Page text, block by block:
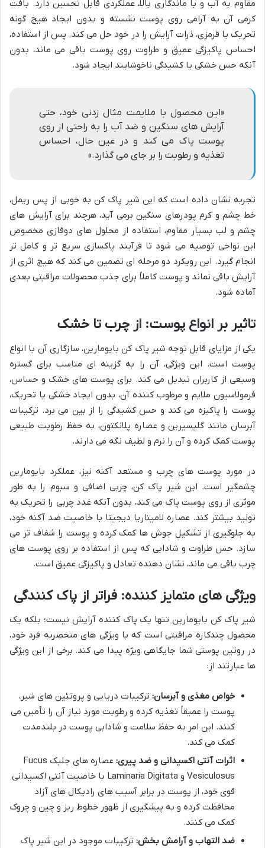
مقاوم به آب و با ماندگاری بالا، عملکردی قابل تحسین دارد. بافت
کرمی آن به آرامی روی پوست نشسته و بدون ایجاد هیچ گونه
تحریک یا قرمزی، ذرات آرایش را در خود حل می کند. پس از استفاده،
احساس پاکیزگی عمیق و طراوت روی پوست باقی می ماند، بدون
آنکه حس خشکی یا کشیدگی ناخوشایند ایجاد شود.
«این محصول با ملایمت مثال زدنی خود، حتی
آرایش های سنگین و ضد آب را به راحتی از روی
پوست پاک می کند و در عین حال، احساس
تغذیه و رطوبت را بر جای می گذارد.»
تجربه نشان داده است که این شیر پاک کن به خوبی از پس ریمل،
خط چشم و کرم پودرهای سنگین برمی آید، هرچند برای آرایش های
چشم و لب بسیار مقاوم، استفاده از محلول های دوفازی مخصوص
این نواحی توصیه می شود تا فرآیند پاکسازی سریع تر و کامل تر
انجام گیرد. این رویکرد دو مرحله ای تضمین می کند که هیچ اثری از
آرایش باقی نماند و پوست کاملاً برای جذب محصولات مراقبتی بعدی
آماده شود.
تاثیر بر انواع پوست: از چرب تا خشک
یکی از مزایای قابل توجه شیر پاک کن بایومارین، سازگاری آن با انواع
پوست است. این ویژگی، آن را به گزینه ای مناسب برای گستره
وسیعی از کاربران تبدیل می کند. برای پوست های خشک و حساس،
فرمولاسیون ملایم و مرطوب کننده آن، بدون ایجاد خشکی یا تحریک،
پوست را پاکیزه می کند و حس کشیدگی را از بین می برد. ترکیبات
آبرسان مانند گلیسیرین و عصاره پلانکتون، به حفظ رطوبت طبیعی
پوست کمک کرده و آن را نرم و لطیف نگه می دارند.
در مورد پوست های چرب و مستعد آکنه نیز، عملکرد بایومارین
چشمگیر است. این شیر پاک کن، چربی اضافی و سبوم را به طور
موثری از روی پوست پاک می کند، بدون آنکه غدد چربی را تحریک به
تولید بیشتر کند. عصاره لامیناریا دیجیتا با خاصیت ضد آکنه خود،
به جلوگیری از تشکیل جوش ها کمک کرده و پوست را شفاف تر می
سازد. حس طراوت و شادابی که پس از استفاده بر روی پوست های
چرب باقی می ماند، نشان دهنده تعادل و پاکیزگی عمیق است.
ویژگی های متمایز کننده: فراتر از پاک کنندگی
شیر پاک کن بایومارین تنها یک پاک کننده آرایش نیست؛ بلکه یک
محصول چندکاره مراقبتی است که با ویژگی های منحصربه فرد خود،
در روتین پوستی شما جایگاهی ویژه پیدا می کند. برخی از این ویژگی
ها عبارتند از:
خواص مغذی و آبرسان: ترکیبات دریایی و پروتئین های شیر،
پوست را عمیقاً تغذیه کرده و رطوبت مورد نیاز آن را تأمین می
کنند. این امر به حفظ سلامت و شادابی پوست در بلندمدت
کمک می کند.
اثرات آنتی اکسیدانی و ضد پیری:
عصاره های جلبک Fucus
Vesiculosus و Laminaria Digitata با خاصیت آنتی اکسیدانی
قوی خود، از پوست در برابر آسیب های رادیکال های آزاد
محافظت کرده و به پیشگیری از ظهور خطوط ریز و چین و چروک
کمک می کنند.
ضد التهاب و آرامش بخش: ترکیبات موجود در این شیر پاک